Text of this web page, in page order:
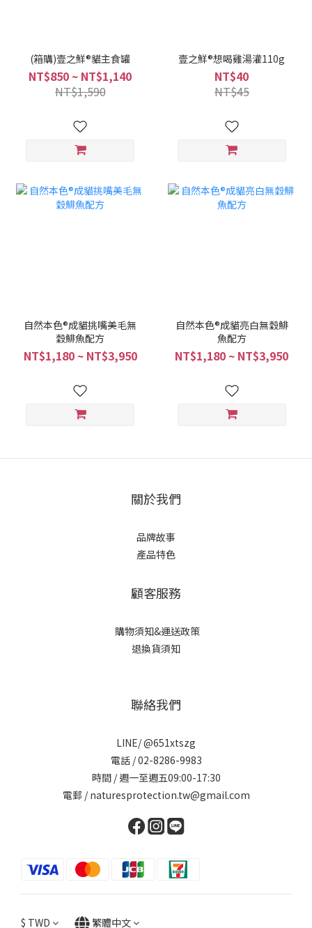
(箱購)壹之鮮®貓主食罐
NT$850 ~ NT$1,140
NT$1,590
壹之鮮®想喝雞湯灌110g
NT$40
NT$45
自然本色®成貓挑嘴美毛無
穀鯡魚配方
NT$1,180 ~ NT$3,950
自然本色®成貓亮白無穀鯡
魚配方
NT$1,180 ~ NT$3,950
關於我們
品牌故事
產品特色
顧客服務
購物須知&運送政策
退換貨須知
聯絡我們
LINE/ @651xtszg
電話 / 02-8286-9983
時間 / 週一至週五09:00-17:30
電郵 / naturesprotection.tw@gmail.com
$ TWD 繁體中文